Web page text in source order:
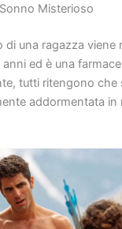
Misterioso
di una ragazza viene
ed è una
tutti ritengono che
addormentata in